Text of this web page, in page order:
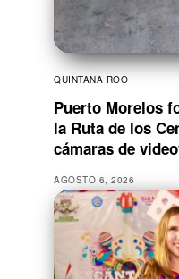
QUINTANA ROO
Puerto Morelos
la Ruta de los
cámaras de
AGOSTO 6, 2026